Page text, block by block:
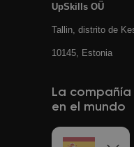
UpSkills OÜ
Tallin, distrito de
10145, Estonia
La compañía
en el mundo